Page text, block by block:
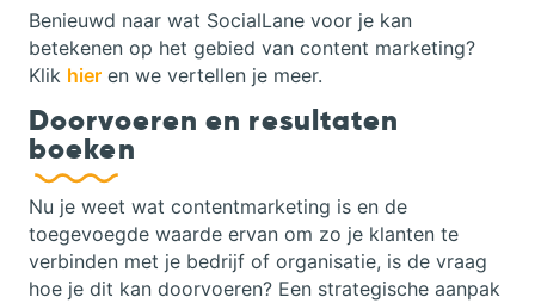
Benieuwd naar wat SocialLane voor je kan
betekenen op het gebied van content marketing?
Klik hier en we vertellen je meer.
Doorvoeren en resultaten
boeken
Nu je weet wat contentmarketing is en de
toegevoegde waarde ervan om zo je klanten te
verbinden met je bedrijf of organisatie, is de vraag
hoe je dit kan doorvoeren? Een strategische aanpak